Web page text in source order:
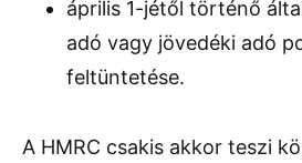
április 1-jétől történő
adó vagy jövedéki adó
feltüntetése.
A HMRC csakis akkor teszi